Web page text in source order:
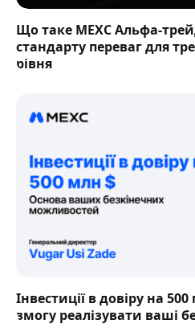
Що таке MEXC Альфа-
стандарту переваг для
рівня
Інвестиції в довіру на
змогу реалізувати ваші